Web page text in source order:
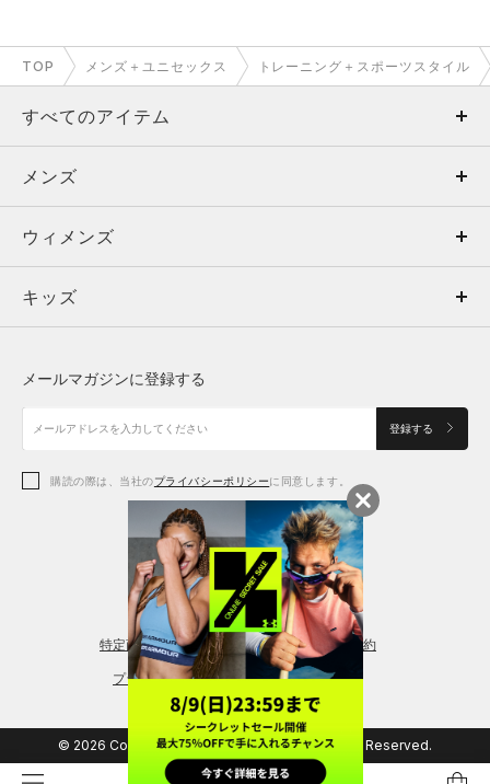
TOP メンズ＋ユニセックス トレーニング＋スポーツスタイル
すべてのアイテム
メンズ
ウィメンズ
キッズ
アクセサリー
メンズ
トップス
ボトムス
アクセサリー
ウィメンズ
トップス
シューズ
アクセサリー
レギンス＆タイツ
キッズ
シューズ
メールマガジンに登録する
登録する
購読の際は、当社のプライバシーポリシーに同意します。
特定商取引法に基づく通販の表記 会員規約
プライバシーポリシー
© 2026 Copyright DOME Corporation. All Rights Reserved.